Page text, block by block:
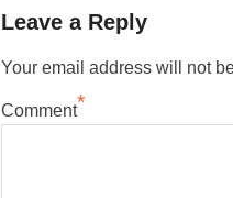
Leave a Reply
Your email address will not
Comment*